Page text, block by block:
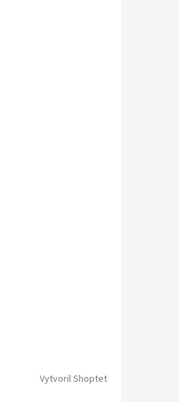
Vytvoril Shoptet